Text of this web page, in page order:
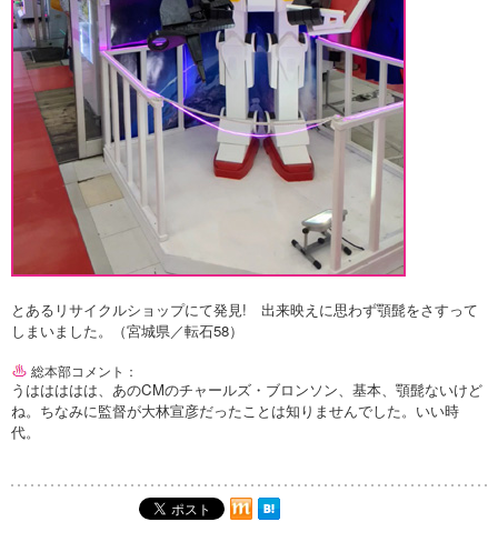
とあるリサイクルショップにて発見! 出来映えに思わず顎髭をさすって
しまいました。（宮城県／転石58）
総本部コメント：
うははははは、あのCMのチャールズ・ブロンソン、基本、顎髭ないけど
ね。ちなみに監督が大林宣彦だったことは知りませんでした。いい時
代。